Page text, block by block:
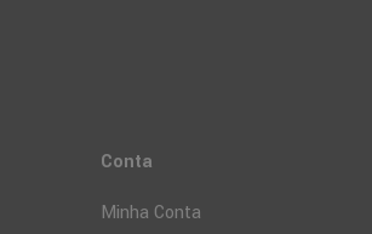
Conta
Minha Conta